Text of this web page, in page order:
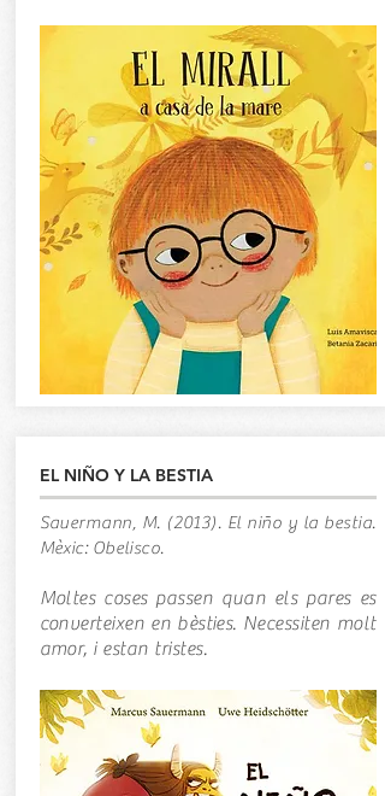
EL NIÑO Y LA BESTIA
Sauermann, M. (2013). El niño y la bestia.
Mèxic: Obelisco.
Moltes coses passen quan els pares es
converteixen en bèsties. Necessiten molt
amor, i estan tristes.